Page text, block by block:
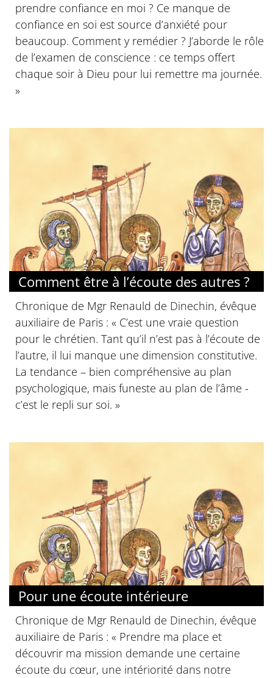
prendre confiance en moi ? Ce manque de
confiance en soi est source d’anxiété pour
beaucoup. Comment y remédier ? J’aborde le rôle
de l’examen de conscience : ce temps offert
chaque soir à Dieu pour lui remettre ma journée.
»
Comment être à l’écoute des autres ?
Chronique de Mgr Renauld de Dinechin, évêque
auxiliaire de Paris : « C’est une vraie question
pour le chrétien. Tant qu’il n’est pas à l’écoute de
l’autre, il lui manque une dimension constitutive.
La tendance – bien compréhensive au plan
psychologique, mais funeste au plan de l’âme -
c’est le repli sur soi. »
Pour une écoute intérieure
Chronique de Mgr Renauld de Dinechin, évêque
auxiliaire de Paris : « Prendre ma place et
découvrir ma mission demande une certaine
écoute du cœur, une intériorité dans notre